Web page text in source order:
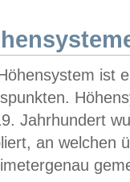
ist
Jahrhundert
an welchen